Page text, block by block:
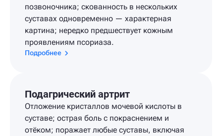
позвоночника; скованность в нескольких
суставах одновременно — характерная
картина; нередко предшествует кожным
проявлениям псориаза.
Подробнее
Подагрический артрит
Отложение кристаллов мочевой кислоты в
суставе; острая боль с покраснением и
отёком; поражает любые суставы, включая